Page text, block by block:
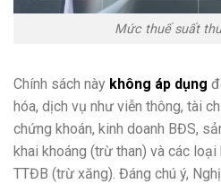
Mức thuế suất
Chính sách này không áp dụng
hóa, dịch vụ như viễn thông, tài
chứng khoán, kinh doanh BĐS,
khai khoáng (trừ than) và các
TTĐB (trừ xăng). Đáng chú ý,